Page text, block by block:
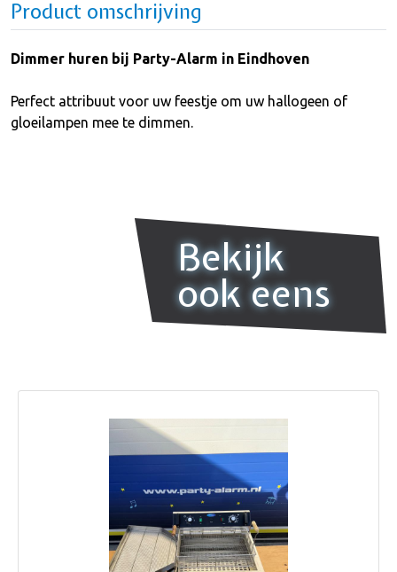
Product omschrijving
Dimmer huren bij Party-Alarm in Eindhoven
Perfect attribuut voor uw feestje om uw hallogeen of
gloeilampen mee te dimmen.
Bekijk
ook eens